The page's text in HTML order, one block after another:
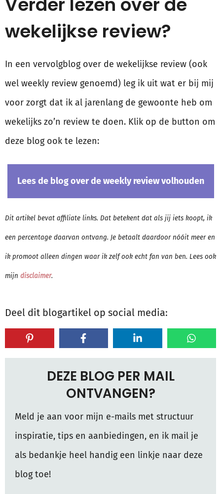
wekelijkse review?
In een vervolgblog over de wekelijkse review (ook
wel weekly review genoemd) leg ik uit wat er bij mij
voor zorgt dat ik al jarenlang de gewoonte heb om
wekelijks zo’n review te doen. Klik op de button om
deze blog ook te lezen:
Lees de blog over de weekly review volhouden
Dit artikel bevat affiliate links. Dat betekent dat als jij iets koopt, ik
een percentage daarvan ontvang. Je betaalt daardoor nóóit meer en
ik promoot alleen dingen waar ik zelf ook echt fan van ben. Lees ook
mijn disclaimer.
Deel dit blogartikel op social media:
DEZE BLOG PER MAIL
ONTVANGEN?
Meld je aan voor mijn e-mails met structuur
inspiratie, tips en aanbiedingen, en ik mail je
als bedankje heel handig een linkje naar deze
blog toe!